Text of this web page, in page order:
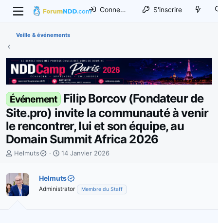
Connexion S'inscrire
Veille & événements
Événement Filip Borcov (Fondateur de
Site.pro) invite la communauté à venir
le rencontrer, lui et son équipe, au
Domain Summit Africa 2026
I
i
t
Helmuts
D
e
d
14 Janvier 2026
Helmuts
Administrator Membre du Staff